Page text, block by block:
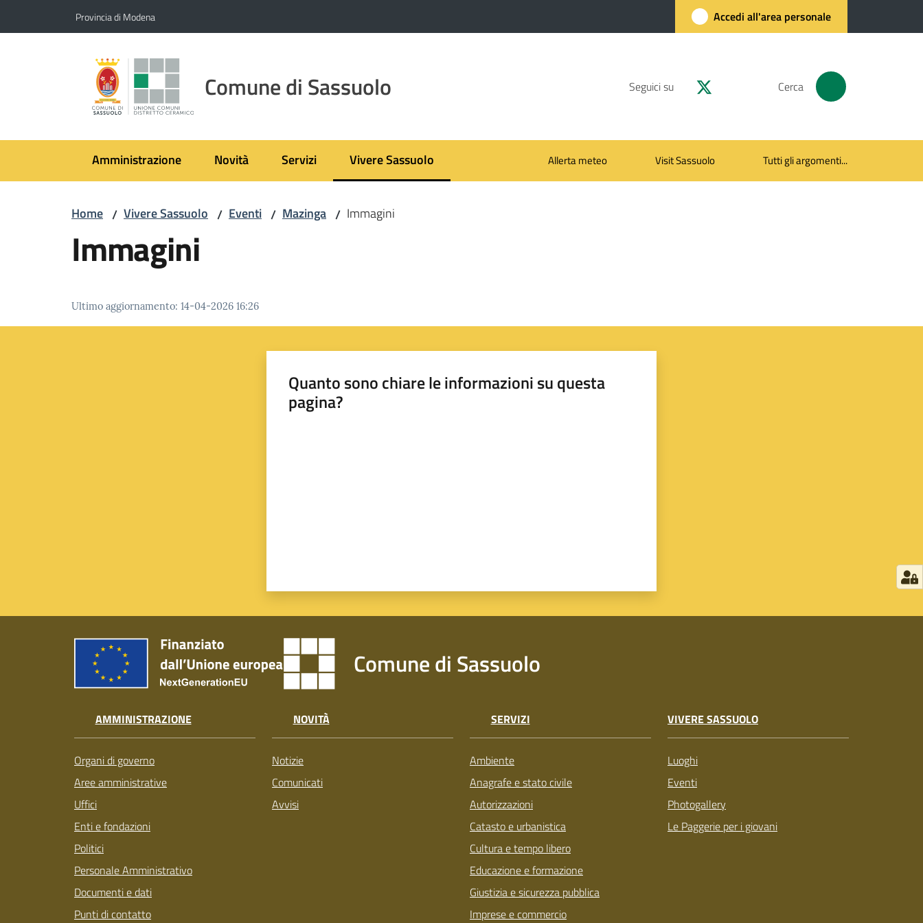
Provincia di Modena Accedi all'area personale
Comune di Sassuolo Seguici su Cerca
Amministrazione Novità Servizi Vivere Sassuolo
Menu selezionato Allerta meteo Visit Sassuolo Tutti gli argomenti...
Home / Vivere Sassuolo / Eventi / Mazinga / Immagini
Immagini
Ultimo aggiornamento: 14-04-2026 16:26
Quanto sono chiare le informazioni su questa
pagina?
Comune di Sassuolo
AMMINISTRAZIONE
Organi di governo
Aree amministrative
Uffici
Enti e fondazioni
Politici
Personale Amministrativo
Documenti e dati
Punti di contatto
NOVITÀ
Notizie
Comunicati
Avvisi
SERVIZI
Ambiente
Anagrafe e stato civile
Autorizzazioni
Catasto e urbanistica
Cultura e tempo libero
Educazione e formazione
Giustizia e sicurezza pubblica
Imprese e commercio
VIVERE SASSUOLO
Luoghi
Eventi
Photogallery
Le Paggerie per i giovani